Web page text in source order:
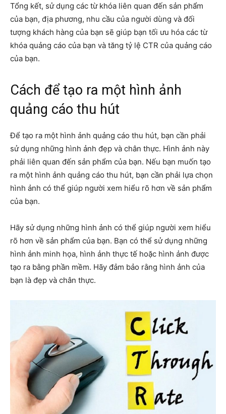
Tổng kết, sử dụng các từ khóa liên quan đến sản phẩm
của bạn, địa phương, nhu cầu của người dùng và đối
tượng khách hàng của bạn sẽ giúp bạn tối ưu hóa các từ
khóa quảng cáo của bạn và tăng tỷ lệ CTR của quảng cáo
của bạn.
Cách để tạo ra một hình ảnh
quảng cáo thu hút
Để tạo ra một hình ảnh quảng cáo thu hút, bạn cần phải
sử dụng những hình ảnh đẹp và chân thực. Hình ảnh này
phải liên quan đến sản phẩm của bạn. Nếu bạn muốn tạo
ra một hình ảnh quảng cáo thu hút, bạn cần phải lựa chọn
hình ảnh có thể giúp người xem hiểu rõ hơn về sản phẩm
của bạn.
Hãy sử dụng những hình ảnh có thể giúp người xem hiểu
rõ hơn về sản phẩm của bạn. Bạn có thể sử dụng những
hình ảnh minh họa, hình ảnh thực tế hoặc hình ảnh được
tạo ra bằng phần mềm. Hãy đảm bảo rằng hình ảnh của
bạn là đẹp và chân thực.